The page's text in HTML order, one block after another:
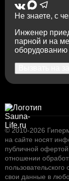
Стеклянная
Не знаете, с
Инженер
парной и на
оборудованию
© 2010-2026
на сайте носят
публичной
отношении
пользовательского
свои данные в